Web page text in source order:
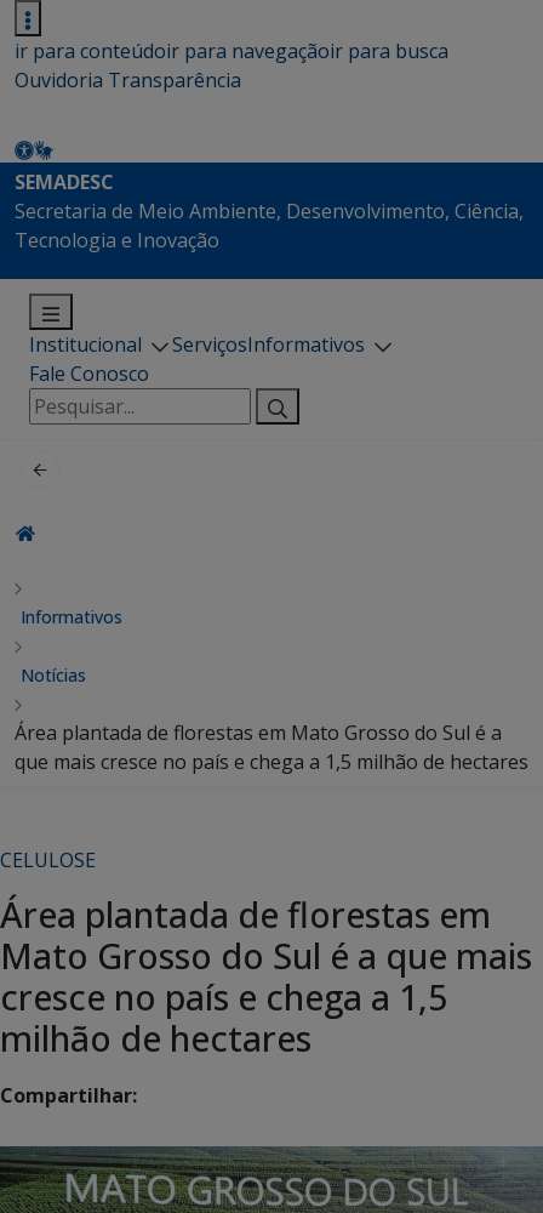
ir para conteúdoir para navegaçãoir para busca
Ouvidoria Transparência
SEMADESC
Secretaria de Meio Ambiente, Desenvolvimento, Ciência,
Tecnologia e Inovação
Institucional ServiçosInformativos
Fale Conosco
Pesquisar
por:
Informativos
Notícias
Área plantada de florestas em Mato Grosso do Sul é a
que mais cresce no país e chega a 1,5 milhão de hectares
CELULOSE
Área plantada de florestas em
Mato Grosso do Sul é a que mais
cresce no país e chega a 1,5
milhão de hectares
Compartilhar: